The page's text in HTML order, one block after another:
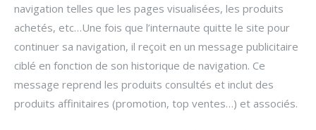
navigation telles que les pages visualisées, les produits
achetés, etc…Une fois que l’internaute quitte le site pour
continuer sa navigation, il reçoit en un message publicitaire
ciblé en fonction de son historique de navigation. Ce
message reprend les produits consultés et inclut des
produits affinitaires (promotion, top ventes…) et associés.